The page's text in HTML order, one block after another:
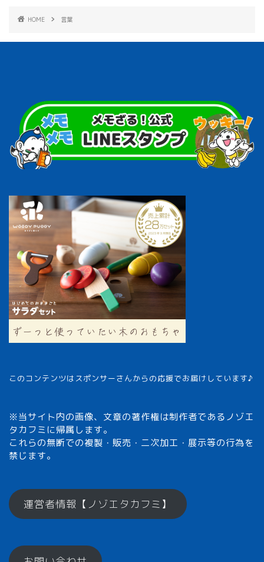
HOME 言葉
このコンテンツはスポンサーさんからの応援でお届けしています♪
※当サイト内の画像、文章の著作権は制作者であるノゾエ
タカフミに帰属します。
これらの無断での複製・販売・二次加工・展示等の行為を
禁じます。
運営者情報【ノゾエタカフミ】
メモざるとは？